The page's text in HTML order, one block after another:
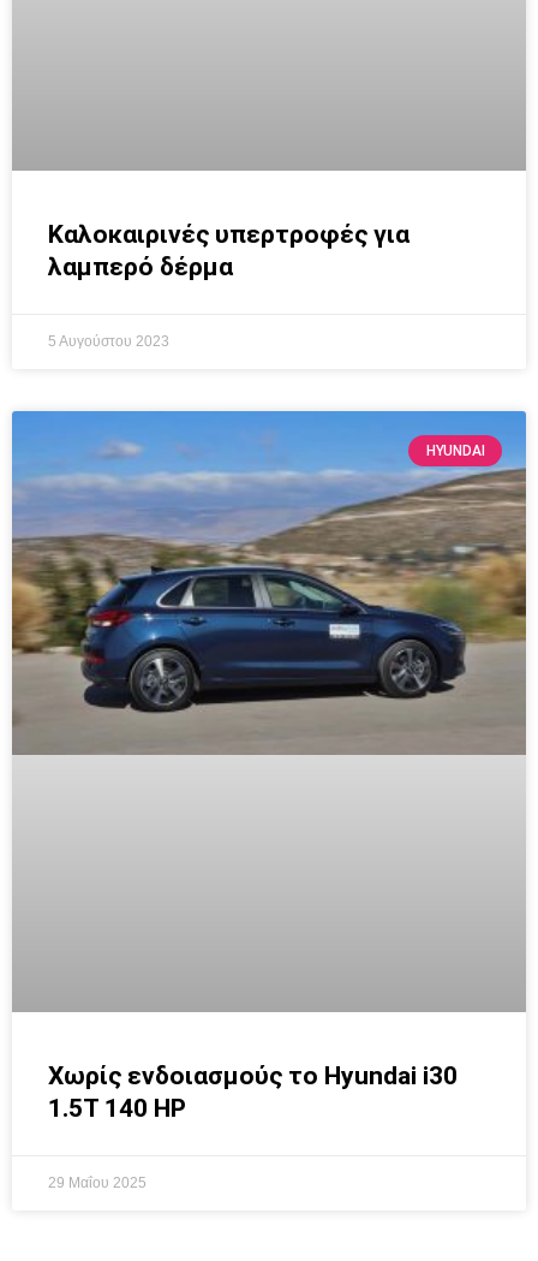
Καλοκαιρινές υπερτροφές για
λαμπερό δέρμα
5 Αυγούστου 2023
HYUNDAI
Χωρίς ενδοιασμούς το Hyundai i30
1.5T 140 HP
29 Μαΐου 2025